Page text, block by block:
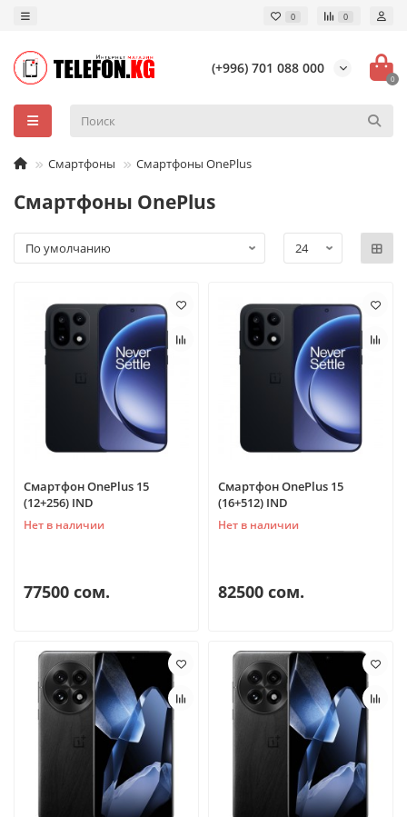
0 0
(+996) 701 088 000
0
Смартфоны Смартфоны OnePlus
Смартфоны OnePlus
Смартфон OnePlus 15
(12+256) IND
Нет в наличии
77500 сом.
Смартфон OnePlus 15
(16+512) IND
Нет в наличии
82500 сом.